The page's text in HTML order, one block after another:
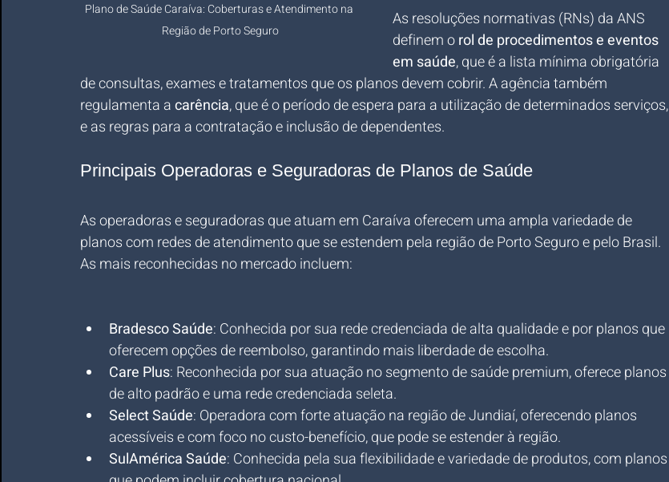
Plano de Saúde Caraíva: Coberturas e Atendimento na
Região de Porto Seguro
As resoluções normativas (RNs) da ANS
definem o rol de procedimentos e eventos
em saúde, que é a lista mínima obrigatória
de consultas, exames e tratamentos que os planos devem cobrir. A agência também
regulamenta a carência, que é o período de espera para a utilização de determinados serviços,
e as regras para a contratação e inclusão de dependentes.
Principais Operadoras e Seguradoras de Planos de Saúde
As operadoras e seguradoras que atuam em Caraíva oferecem uma ampla variedade de
planos com redes de atendimento que se estendem pela região de Porto Seguro e pelo Brasil.
As mais reconhecidas no mercado incluem:
Bradesco Saúde: Conhecida por sua rede credenciada de alta qualidade e por planos que
oferecem opções de reembolso, garantindo mais liberdade de escolha.
Care Plus: Reconhecida por sua atuação no segmento de saúde premium, oferece planos
de alto padrão e uma rede credenciada seleta.
Select Saúde: Operadora com forte atuação na região de Jundiaí, oferecendo planos
acessíveis e com foco no custo-benefício, que pode se estender à região.
SulAmérica Saúde: Conhecida pela sua flexibilidade e variedade de produtos, com planos